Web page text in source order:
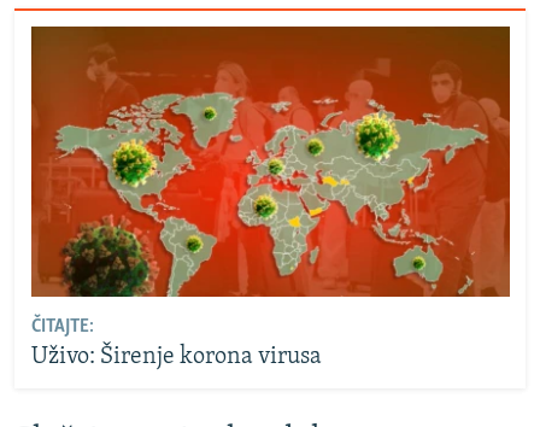
ČITAJTE:
Uživo: Širenje korona virusa